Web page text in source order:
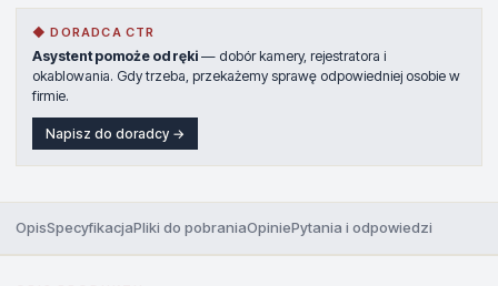
◆ DORADCA CTR
Asystent pomoże od ręki — dobór kamery, rejestratora i
okablowania. Gdy trzeba, przekażemy sprawę odpowiedniej osobie w
firmie.
Napisz do doradcy →
OpisSpecyfikacjaPliki do pobraniaOpiniePytania i odpowiedzi